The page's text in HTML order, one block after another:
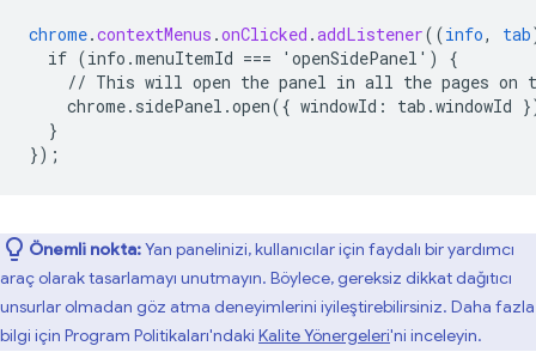
chrome.contextMenus .onClicked .addListener((info, tab
if (info.menuItemId === 'openSidePanel')
{
// This will open the panel in all the pages on
chrome.sidePanel.open({ windowId : tab .windowId }
}
});
Önemli nokta:Yan panelinizi, kullanıcılar için faydalı bir yardımcı
araç olarak tasarlamayı unutmayın. Böylece, gereksiz dikkat dağıtıcı
unsurlar olmadan göz atma deneyimlerini iyileştirebilirsiniz. Daha fazla
bilgi için Program Politikaları'ndaki Kalite Yönergeleri'ni inceleyin.